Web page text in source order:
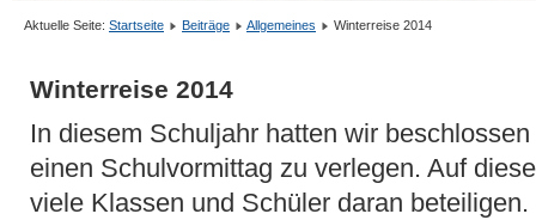
Aktuelle Seite: Startseite Beiträge Allgemeines Winterreise 2014
Winterreise 2014
In diesem Schuljahr hatten wir
einen Schulvormittag zu verlegen. Auf
viele Klassen und Schüler daran beteiligen.